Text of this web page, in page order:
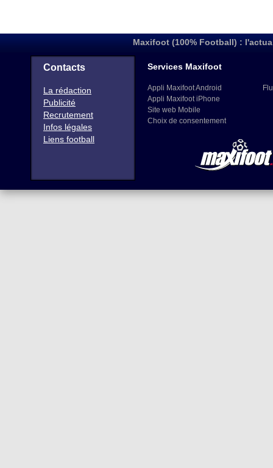
Maxifoot (100% Football) :
Contacts
La rédaction
Publicité
Recrutement
Infos légales
Liens football
Services Maxifoot
Appli Maxifoot Android
Appli Maxifoot iPhone
Site web Mobile
Choix de consentement